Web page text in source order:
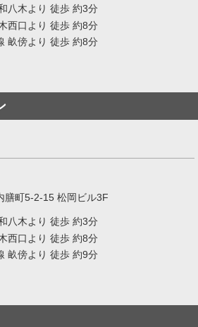
八木より 徒歩 約3分
西口より 徒歩 約8分
畝傍より 徒歩 約8分
膳町5-2-15 松岡ビル3F
八木より 徒歩 約3分
西口より 徒歩 約8分
畝傍より 徒歩 約9分